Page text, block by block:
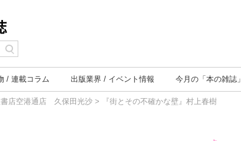
連載コラム 出版業界 イベント情報 今月の 「本の雑誌」
書店空港通店 久保田光沙 > 『街とその不確かな壁』村上春樹